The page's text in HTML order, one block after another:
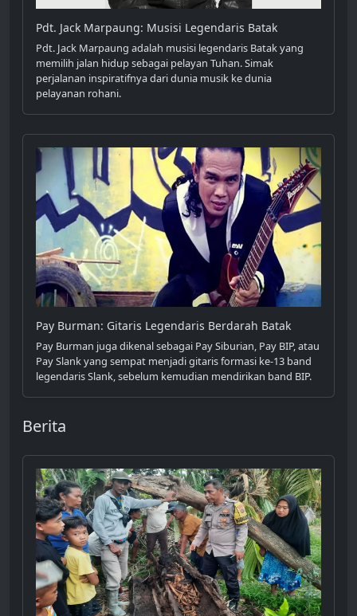
Pdt. Jack Marpaung: Musisi Legendaris Batak
Pdt. Jack Marpaung adalah musisi legendaris Batak yang
memilih jalan hidup sebagai pelayan Tuhan. Simak
perjalanan inspiratifnya dari dunia musik ke dunia
pelayanan rohani.
Pay Burman: Gitaris Legendaris Berdarah Batak
Pay Burman juga dikenal sebagai Pay Siburian, Pay BIP, atau
Pay Slank yang sempat menjadi gitaris formasi ke-13 band
legendaris Slank, sebelum kemudian mendirikan band BIP.
Berita